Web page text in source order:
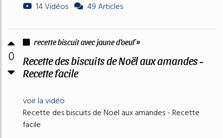
14 Vidéos
49 Articles
0
recette biscuit avec jaune d'oeuf »
Recette des biscuits de Noël aux amandes -
Recette facile
voir la vidéo
Recette des biscuits de Noël aux amandes - Recette
facile